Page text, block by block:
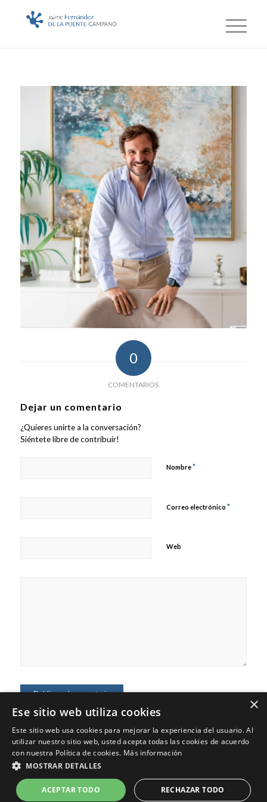
0
COMENTARIOS
Dejar un comentario
¿Quieres unirte a la conversación?
Siéntete libre de contribuir!
Nombre*
Correo electrónico *
Web
© Copyright - Jaime Fernández - Marketing Digital, Marca Personal,
×
Ese sitio web utiliza cookies
Este sitio web usa cookies para mejorar la experiencia del usuario. Al
utilizar nuestro sitio web, usted acepta todas las cookies de acuerdo
con nuestra Política de cookies. Más información
MOSTRAR DETALLES
ACEPTAR TODO RECHAZAR TODO